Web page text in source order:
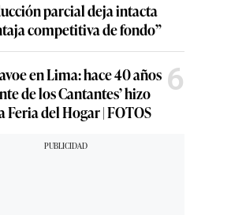
parcial deja intacta
competitiva de fondo”
en Lima: hace 40 años
de los Cantantes’ hizo
Feria del Hogar | FOTOS
6